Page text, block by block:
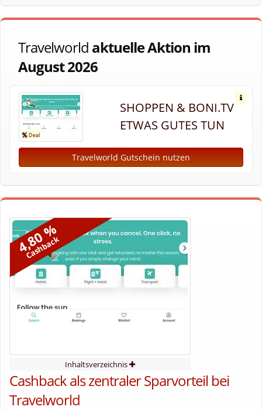
Travelworld aktuelle Aktion im
August 2026
SHOPPEN & BONI.TV
ETWAS GUTES TUN
Travelworld Gutschein nutzen
4,80 %
Cashback
Inhaltsverzeichnis
Cashback als zentraler Sparvorteil bei
Travelworld